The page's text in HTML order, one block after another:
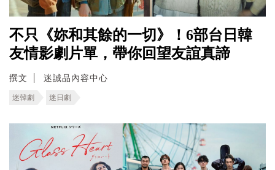
不只《妳和其餘的一切》！6部台日韓
友情影劇片單，帶你回望友誼真諦
撰文 迷誠品內容中心
迷韓劇 迷日劇